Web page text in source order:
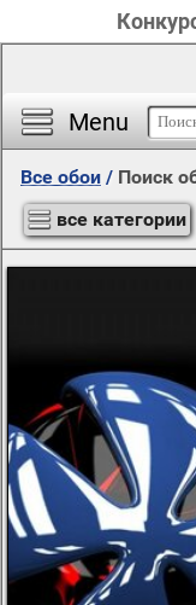
Menu
Все обои / Поиск
все категории